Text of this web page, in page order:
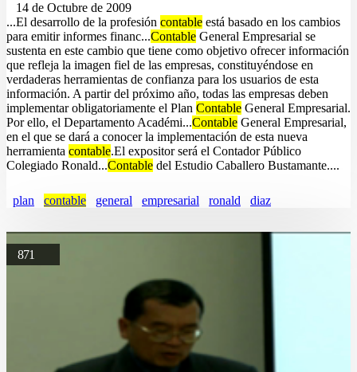
14 de Octubre de 2009
...El desarrollo de la profesión contable está basado en los cambios
para emitir informes financ...Contable General Empresarial se
sustenta en este cambio que tiene como objetivo ofrecer información
que refleja la imagen fiel de las empresas, constituyéndose en
verdaderas herramientas de confianza para los usuarios de esta
información. A partir del próximo año, todas las empresas deben
implementar obligatoriamente el Plan Contable General Empresarial.
Por ello, el Departamento Académi...Contable General Empresarial,
en el que se dará a conocer la implementación de esta nueva
herramienta contable.El expositor será el Contador Público
Colegiado Ronald...Contable del Estudio Caballero Bustamante....
plan contable general empresarial ronald diaz
871